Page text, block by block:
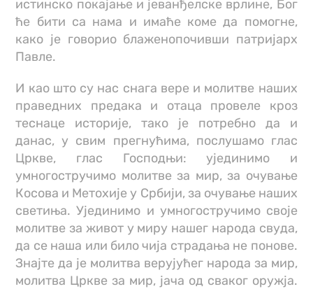
истинско покајање и јеванђелске врлине, Бог
ће бити са нама и имаће коме да помогне,
како је говорио блаженопочивши патријарх
Павле.
И као што су нас снага вере и молитве наших
праведних предака и отаца провеле кроз
теснаце историје, тако је потребно да и
данас, у свим прегнућима, послушамо глас
Цркве, глас Господњи: ујединимо и
умногостручимо молитве за мир, за очување
Косова и Метохије у Србији, за очување наших
светиња. Ујединимо и умногостручимо своје
молитве за живот у миру нашег народа свуда,
да се наша или било чија страдања не понове.
Знајте да је молитва верујућег народа за мир,
молитва Цркве за мир, јача од сваког оружја.